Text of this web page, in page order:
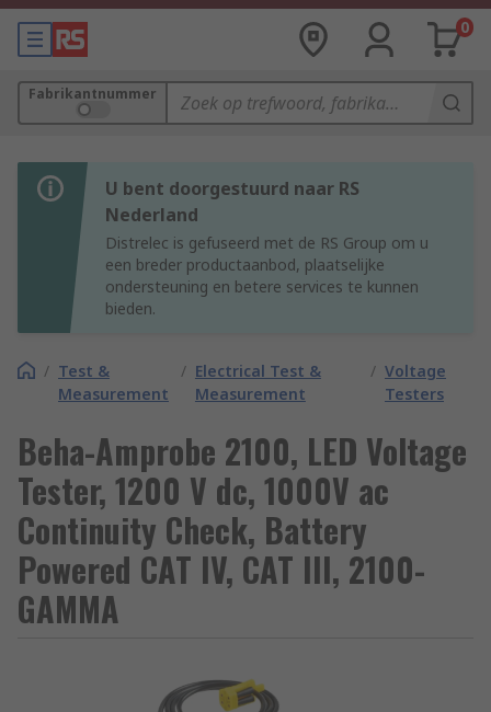
0
Fabrikantnummer
U bent doorgestuurd naar RS
Nederland
Distrelec is gefuseerd met de RS Group om u
een breder productaanbod, plaatselijke
ondersteuning en betere services te kunnen
bieden.
/ Test &
Measurement
/ Electrical Test &
Measurement
/ Voltage
Testers
Beha-Amprobe 2100, LED Voltage
Tester, 1200 V dc, 1000V ac
Continuity Check, Battery
Powered CAT IV, CAT III, 2100-
GAMMA